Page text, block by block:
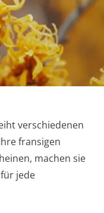
verschiedenen
fransigen
machen sie
jede